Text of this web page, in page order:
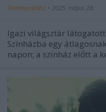
Élményvadász • 2025. május 28.
Igazi világsztár
Színházba egy
napon; a színház előtt a